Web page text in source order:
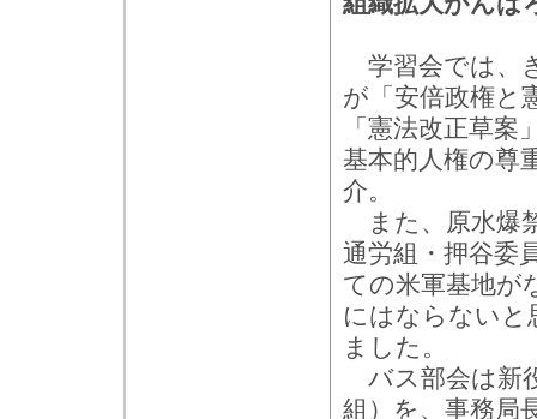
学習会では、
が「安倍政権と
「憲法改正草
基本的人権の尊
介。
また、原水爆
通労組・押谷委
ての米軍基地が
にはならないと
ました。
バス部会は新
組）を、事務局